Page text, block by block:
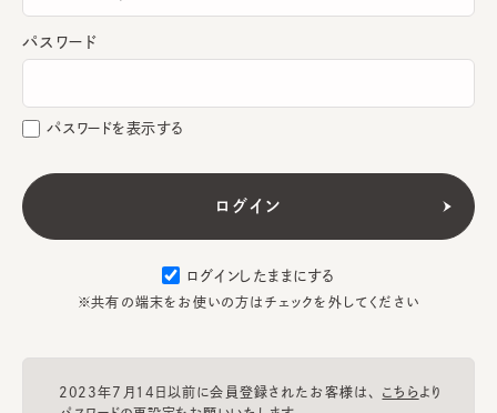
パスワード
パスワードを表示する
ログインしたままにする
※共有の端末をお使いの方はチェックを外してください
2023年7月14日以前に会員登録されたお客様は、 こちらより